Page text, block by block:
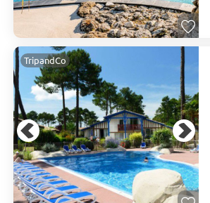
TripandCo